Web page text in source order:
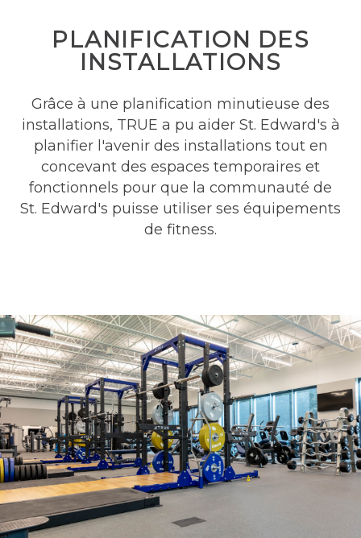
PLANIFICATION DES
INSTALLATIONS
Grâce à une planification minutieuse des
installations, TRUE a pu aider St. Edward's à
planifier l'avenir des installations tout en
concevant des espaces temporaires et
fonctionnels pour que la communauté de
St. Edward's puisse utiliser ses équipements
de fitness.